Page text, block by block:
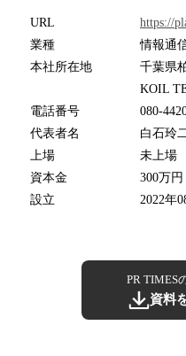
URL
https://
業種
情報通
本社所在地
千葉県
KOIL
電話番号
080-
代表者名
白石玲
上場
未上場
資本金
300万円
設立
2022年
PR TIMES
資料